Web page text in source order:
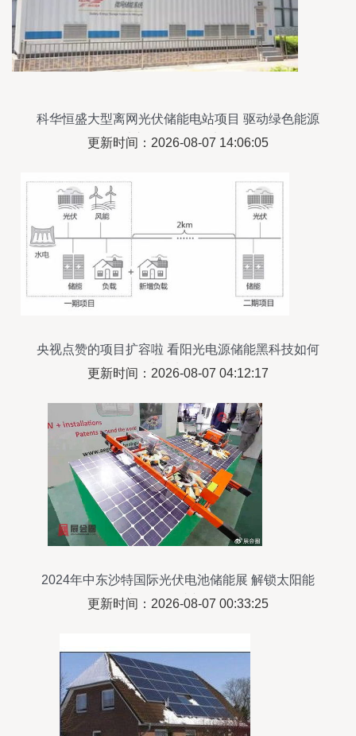
科华恒盛大型离网光伏储能电站项目 驱动绿色能源
独立运行的标杆实践
更新时间：2026-08-07 14:06:05
央视点赞的项目扩容啦 看阳光电源储能黑科技如何
解决微电网难题
更新时间：2026-08-07 04:12:17
2024年中东沙特国际光伏电池储能展 解锁太阳能
与储能集成新纪元
更新时间：2026-08-07 00:33:25